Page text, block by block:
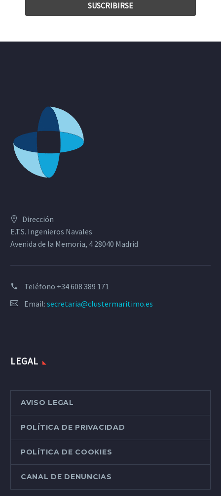
Dirección
E.T.S. Ingenieros Navales
Avenida de la Memoria, 4 28040 Madrid
Teléfono +34 608 389 171
Email: secretaria@clustermaritimo.es
LEGAL
AVISO LEGAL
POLÍTICA DE PRIVACIDAD
POLÍTICA DE COOKIES
CANAL DE DENUNCIAS